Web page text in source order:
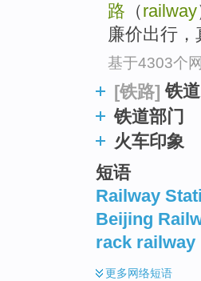
路 （railway
廉价出行，
基于4303个
[铁路] 铁道
铁道部门
火车印象
短语
Railway
Beijing
rack railway
更多网络短语